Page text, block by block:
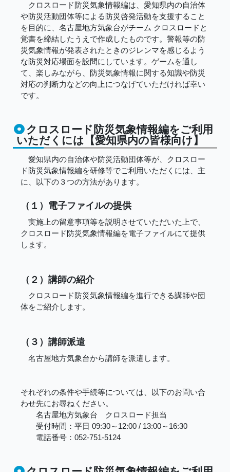
クロスロード防災気象情報編は、愛知県内の自治体
や防災活動団体等による防災啓発活動を支援すること
を目的に、名古屋地方気象台がチーム クロスロードと
覚書を締結したうえで作成したものです。警報等の防
災気象情報が発表されたときのジレンマを感じるよう
な防災対応場面を設問にしています。ゲームを通し
て、楽しみながら、防災気象情報に関する知識や防災
対応の判断力などの向上につなげていただければ幸い
です。
クロスロード防災気象情報編をご利用
いただくには【愛知県内の皆様向け】
愛知県内の自治体や防災活動団体等が、クロスロー
ド防災気象情報編を研修等でご利用いただくには、主
に、以下の３つの方法があります。
（１）電子ファイルの提供
実施上の留意事項等を説明させていただいた上で、
クロスロード防災気象情報編を電子ファイルにて提供
します。
（２）講師の紹介
クロスロード防災気象情報編を進行できる講師や団
体をご紹介します。
（３）講師派遣
名古屋地方気象台から講師を派遣します。
それぞれの条件や手続等については、以下のお問い合
わせ先にお尋ねください。
名古屋地方気象台 クロスロード担当
受付時間：平日 09:30～12:00 / 13:00～16:30
電話番号：052-751-5124